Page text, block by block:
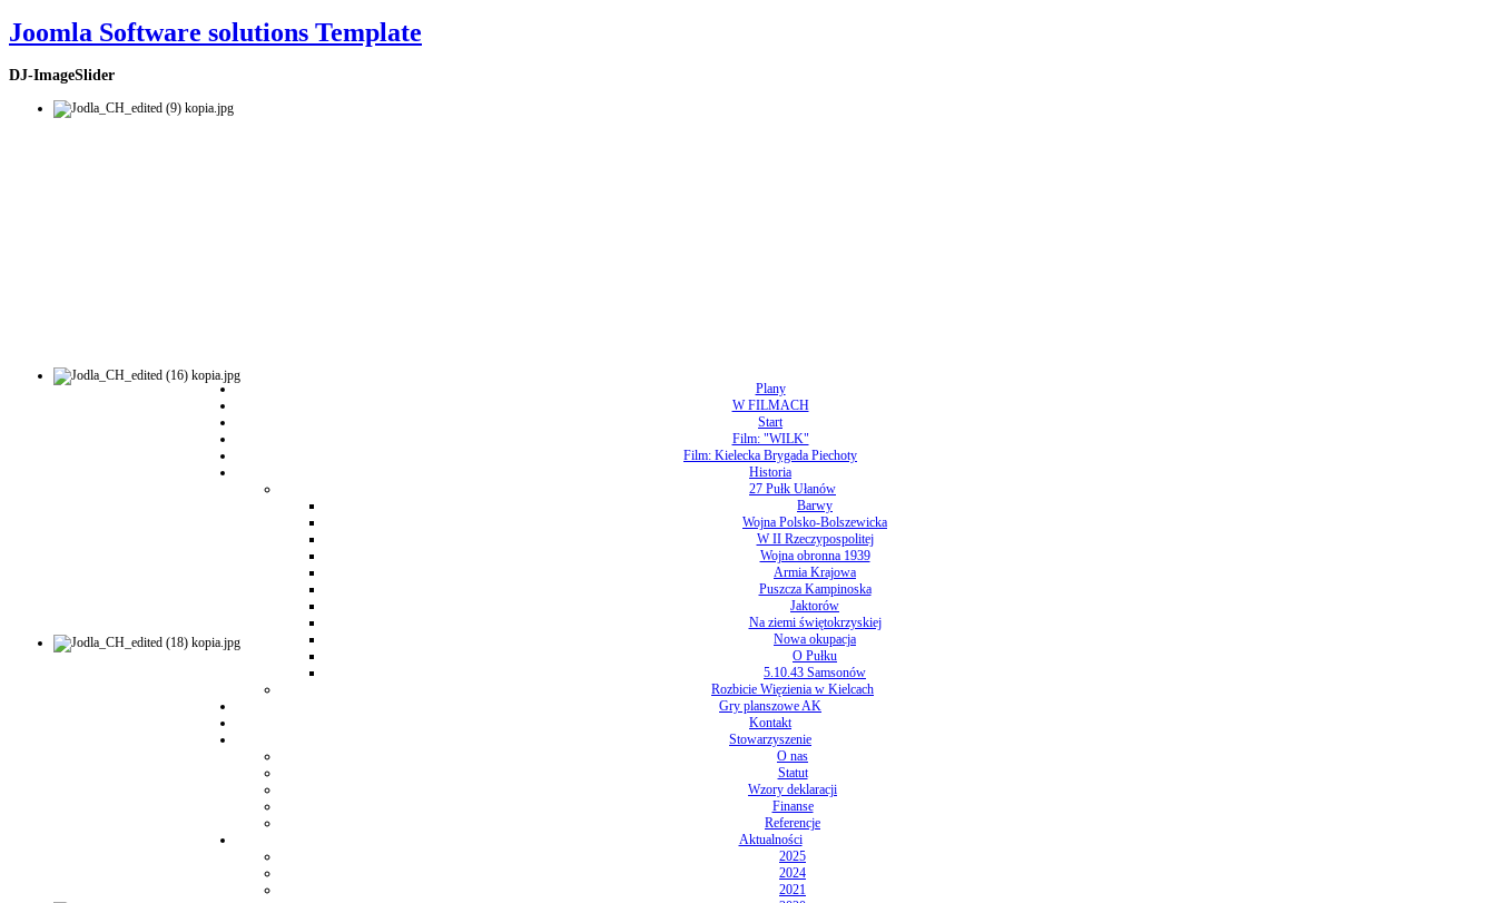
Joomla Software solutions Template
DJ-ImageSlider
Plany
W FILMACH
Start
Film: "WILK"
Film: Kielecka Brygada Piechoty
Historia
27 Pułk Ułanów
Barwy
Wojna Polsko-Bolszewicka
W II Rzeczypospolitej
Wojna obronna 1939
Armia Krajowa
Puszcza Kampinoska
Jaktorów
Na ziemi świętokrzyskiej
Nowa okupacja
O Pułku
5.10.43 Samsonów
Rozbicie Więzienia w Kielcach
Gry planszowe AK
Kontakt
Stowarzyszenie
O nas
Statut
Wzory deklaracji
Finanse
Referencje
Aktualności
2025
2024
2021